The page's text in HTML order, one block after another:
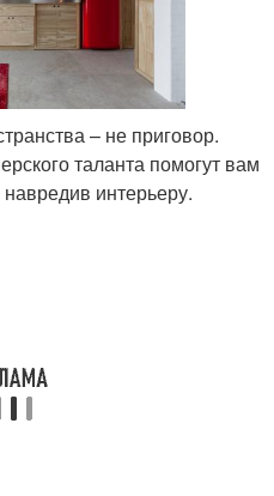
– не приговор.
таланта помогут вам
интерьеру.